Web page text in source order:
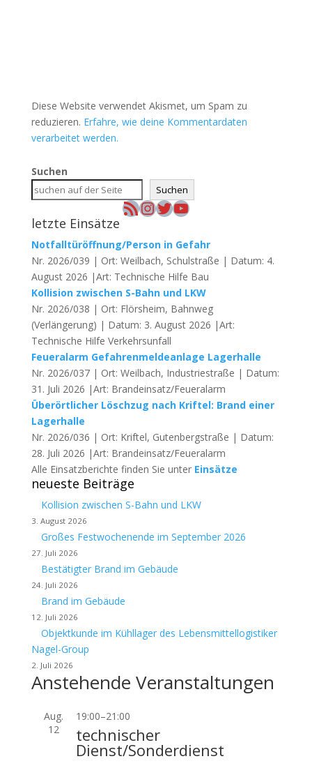
Diese Website verwendet Akismet, um Spam zu
reduzieren. Erfahre, wie deine Kommentardaten
verarbeitet werden.
Suchen
Suchen
RSS-FeedInstagram
Twitter
YouTube
letzte Einsätze
Notfalltüröffnung/Person in Gefahr
Nr. 2026/039 | Ort: Weilbach, Schulstraße | Datum: 4.
August 2026 |Art: Technische Hilfe Bau
Kollision zwischen S-Bahn und LKW
Nr. 2026/038 | Ort: Flörsheim, Bahnweg
(Verlängerung) | Datum: 3. August 2026 |Art:
Technische Hilfe Verkehrsunfall
Feueralarm Gefahrenmeldeanlage Lagerhalle
Nr. 2026/037 | Ort: Weilbach, Industriestraße | Datum:
31. Juli 2026 |Art: Brandeinsatz/Feueralarm
Überörtlicher Löschzug nach Kriftel: Brand einer
Lagerhalle
Nr. 2026/036 | Ort: Kriftel, Gutenbergstraße | Datum:
28. Juli 2026 |Art: Brandeinsatz/Feueralarm
Alle Einsatzberichte finden Sie unter Einsätze
neueste Beiträge
Kollision zwischen S-Bahn und LKW
3. August 2026
Großes Festwochenende im September 2026
27. Juli 2026
Bestätigter Brand im Gebäude
24. Juli 2026
Brand im Gebäude
12. Juli 2026
Objektkunde im Kühllager des Lebensmittellogistiker
Nagel-Group
2. Juli 2026
Anstehende Veranstaltungen
Aug.
12
19:00–21:00
technischer
Dienst/Sonderdienst